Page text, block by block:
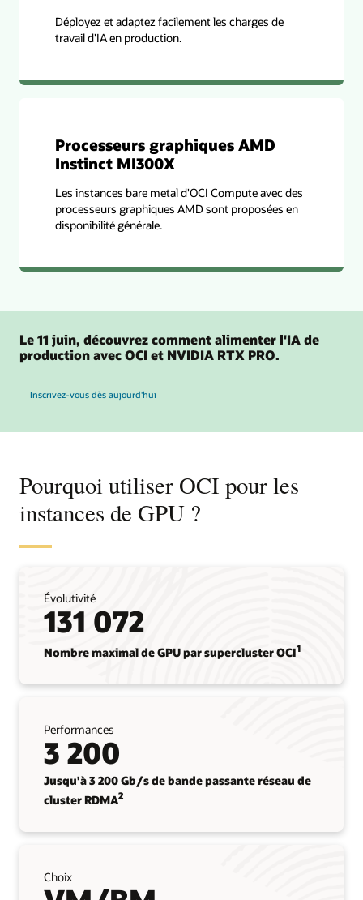
Déployez et adaptez facilement les charges de
travail d'IA en production.
Processeurs graphiques AMD
Instinct MI300X
Les instances bare metal d'OCI Compute avec des
processeurs graphiques AMD sont proposées en
disponibilité générale.
Le 11 juin, découvrez comment alimenter l'IA de
production avec OCI et NVIDIA RTX PRO.
Inscrivez-vous dès aujourd'hui
Pourquoi utiliser OCI pour les
instances de GPU ?
Évolutivité
131 072
Nombre maximal de GPU par supercluster OCI1
Performances
3 200
Jusqu'à 3 200 Gb/s de bande passante réseau de
cluster RDMA2
Choix